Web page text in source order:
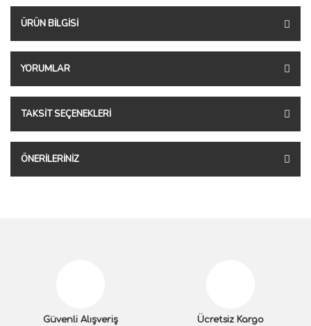
ÜRÜN BILGISI
YORUMLAR
TAKSIT SEÇENEKLERI
ÖNERILERINIZ
Güvenli Alışveriş
Ücretsiz Kargo